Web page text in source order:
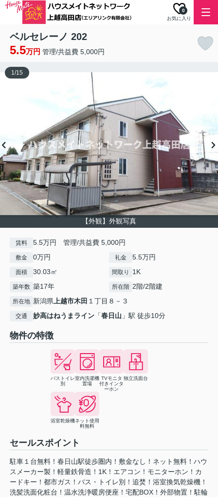
お気に入り
0
ベルセレーノ 202
5.5万円 管理/共益費 5,000円
【外観】外観写真
1/15
賃料 5.5万円 管理/共益費 5,000円
敷金 0万円 礼金 5.5万円
面積 30.03㎡ 間取り 1K
築年数 築17年 所在階 2階/2階建
所在地 新潟県上越市木田 １丁目８－３
交通 妙高はねうまライン 「春日山 」駅 徒歩10分
物件の特徴
バストイレ
別
室内洗濯機
置場
TVモニタ
付きインタ
ーホン
独立洗面台
浴室乾燥機ネット使用
料無料
セールスポイント
駐車１台無料！春日山駅徒歩圏内！敷金なし！ネット無料！ハウ
スメーカー製！軽量鉄骨造！1K！エアコン！モニターホン！カ
ードキー！都市ガス！バス・トイレ別！追焚！浴室換気乾燥機！
洗髪洗面化粧台！温⽔洗浄暖房便座！宅配BOX！外部物置！駐輪